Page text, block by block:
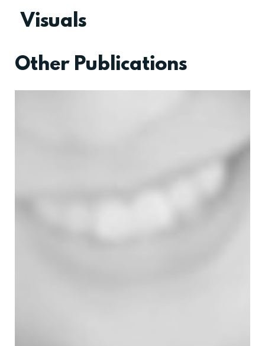
Visuals
Other Publications